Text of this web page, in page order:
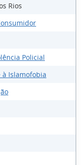
Rios
Policial
Islamofobia